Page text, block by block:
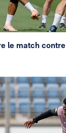
le match